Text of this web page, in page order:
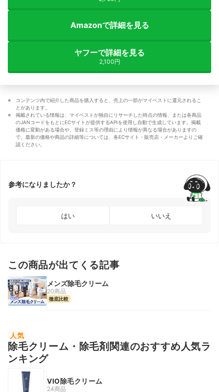
Amazonで詳細を見る
ヤフーで詳細を見る
2,100円
コンテンツ内で紹介した商品を購入すると、売上の一部がマイベストに還元されるこ
とがあります。
掲載されている情報は、マイベストが独自にリサーチした時点の情報、または各商品
のJANコードをもとにECサイトが提供するAPIを使用し自動で生成しています。掲載
価格に変動がある場合や、登録ミス等の理由により情報が異なる場合がありますの
で、最新の価格や商品の詳細等については、各ECサイト・販売店・メーカーよりご確
認ください。
参考になりましたか？
はい いいえ
この商品が出てくる記事
メンズ除毛クリーム
20商品
徹底比較
人気
除毛クリーム・除毛剤関連のおすすめ人気ラ
ンキング
VIO除毛クリーム
24商品